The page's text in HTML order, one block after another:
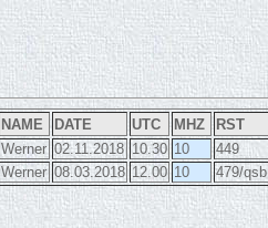
NAME DATE UTC MHZ
RST
Werner 02.11.2018 10.30 10
449
Werner 08.03.2018 12.00 10 479/qsb